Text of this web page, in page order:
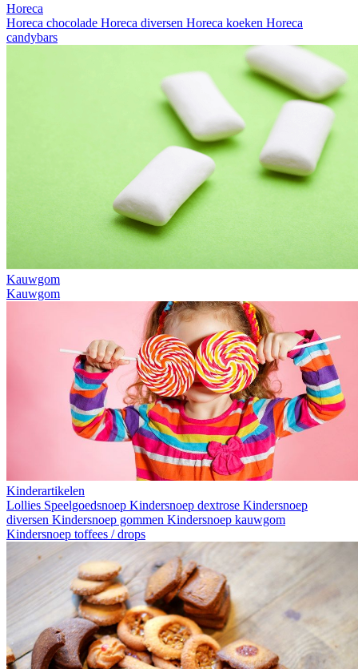
Horeca
Horeca chocolade Horeca diversen Horeca koeken Horeca
candybars
Kauwgom
Kauwgom
Kinderartikelen
Lollies Speelgoedsnoep Kindersnoep dextrose Kindersnoep
diversen Kindersnoep gommen Kindersnoep kauwgom
Kindersnoep toffees / drops